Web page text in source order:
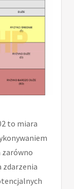
to miara
zarówno
zdarzenia